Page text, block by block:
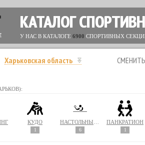
КАТАЛОГ
У НАС В КАТАЛОГЕ 6900 СПОРТИВНЫХ
Харьковская область
КУДО
1 6
ПАНКРАТИОН
1